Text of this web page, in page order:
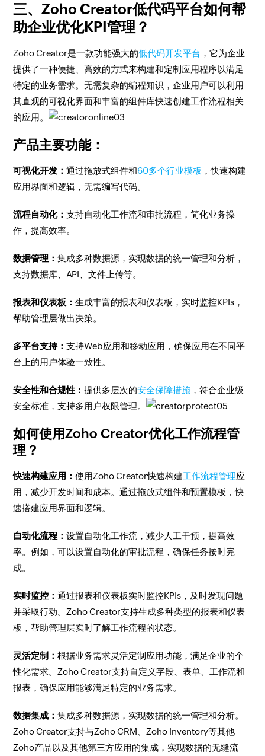
三、Zoho Creator低代码平台如何帮
助企业优化KPI管理？
Zoho Creator是一款功能强大的低代码开发平台 ，它为企业
提供了一种便捷、高效的方式来构建和定制应用程序以满足
特定的业务需求。无需复杂的编程知识，企业用户可以利用
其直观的可视化界面和丰富的组件库快速创建工作流程相关
的应用。
产品主要功能：
可视化开发：通过拖放式组件和60多个行业模板 ，快速构建
应用界面和逻辑，无需编写代码。
流程自动化：支持自动化工作流和审批流程，简化业务操
作，提高效率。
数据管理：集成多种数据源，实现数据的统一管理和分析，
支持数据库、API、文件上传等。
报表和仪表板：生成丰富的报表和仪表板，实时监控KPIs，
帮助管理层做出决策。
多平台支持：支持Web应用和移动应用，确保应用在不同平
台上的用户体验一致性。
安全性和合规性：提供多层次的安全保障措施 ，符合企业级
安全标准，支持多用户权限管理。
如何使用Zoho Creator优化工作流程管
理？
快速构建应用：使用Zoho Creator快速构建工作流程管理应
用，减少开发时间和成本。通过拖放式组件和预置模板，快
速搭建应用界面和逻辑。
自动化流程：设置自动化工作流，减少人工干预，提高效
率。例如，可以设置自动化的审批流程，确保任务按时完
成。
实时监控：通过报表和仪表板实时监控KPIs，及时发现问题
并采取行动。Zoho Creator支持生成多种类型的报表和仪表
板，帮助管理层实时了解工作流程的状态。
灵活定制：根据业务需求灵活定制应用功能，满足企业的个
性化需求。Zoho Creator支持自定义字段、表单、工作流和
报表，确保应用能够满足特定的业务需求。
数据集成：集成多种数据源，实现数据的统一管理和分析。
Zoho Creator支持与Zoho CRM、Zoho Inventory等其他
Zoho产品以及其他第三方应用的集成，实现数据的无缝流